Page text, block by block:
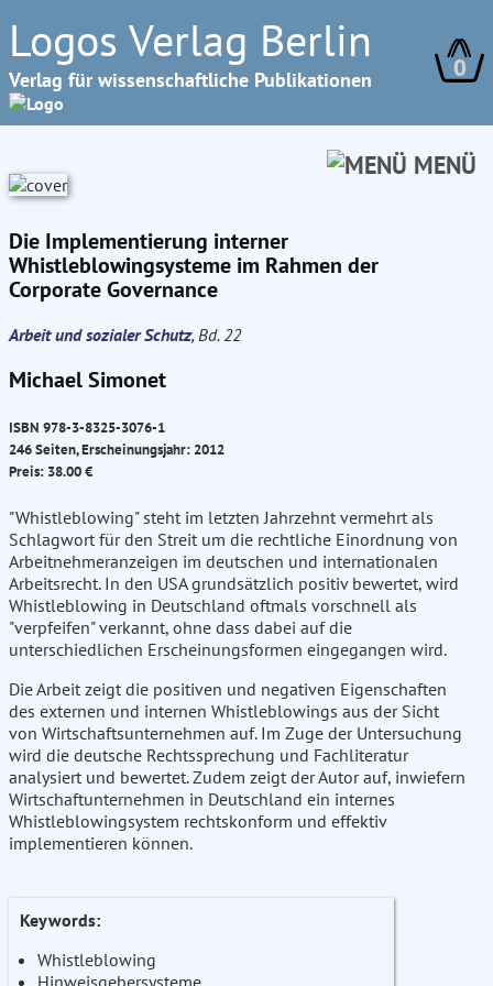
Logos Verlag Berlin
Verlag für wissenschaftliche Publikationen 0
MENÜ
Die Implementierung interner
Whistleblowingsysteme im Rahmen der
Corporate Governance
Arbeit und sozialer Schutz, Bd. 22
Michael Simonet
ISBN 978-3-8325-3076-1
246 Seiten, Erscheinungsjahr: 2012
Preis: 38.00 €
"Whistleblowing" steht im letzten Jahrzehnt vermehrt als
Schlagwort für den Streit um die rechtliche Einordnung von
Arbeitnehmeranzeigen im deutschen und internationalen
Arbeitsrecht. In den USA grundsätzlich positiv bewertet, wird
Whistleblowing in Deutschland oftmals vorschnell als
"verpfeifen" verkannt, ohne dass dabei auf die
unterschiedlichen Erscheinungsformen eingegangen wird.
Die Arbeit zeigt die positiven und negativen Eigenschaften
des externen und internen Whistleblowings aus der Sicht
von Wirtschaftsunternehmen auf. Im Zuge der Untersuchung
wird die deutsche Rechtssprechung und Fachliteratur
analysiert und bewertet. Zudem zeigt der Autor auf, inwiefern
Wirtschaftunternehmen in Deutschland ein internes
Whistleblowingsystem rechtskonform und effektiv
implementieren können.
Keywords:
Whistleblowing